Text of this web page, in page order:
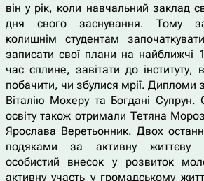
він у рік, коли навчальний заклад
дня свого заснування. Тому
колишнім студентам
записати свої плани на найближчі
час сплине, завітати до інституту,
побачити, чи збулися мрії. Дипломи
Віталію Мохеру та Богдані Супрун.
освіту також отримали Тетяна
Ярослава Веретьонник. Двох
подяками за активну життєву
особистий внесок у розвиток
активну участь у громадському